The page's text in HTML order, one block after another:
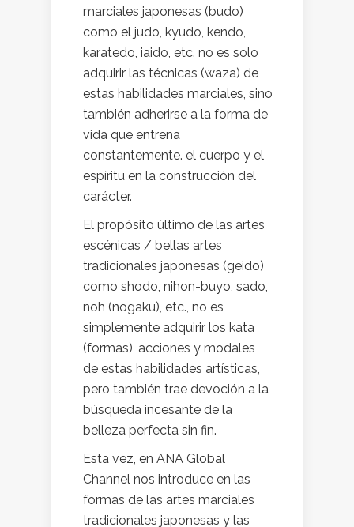
marciales japonesas (budo)
como el judo, kyudo, kendo,
karatedo, iaido, etc. no es solo
adquirir las técnicas (waza) de
estas habilidades marciales, sino
también adherirse a la forma de
vida que entrena
constantemente. el cuerpo y el
espíritu en la construcción del
carácter.
El propósito último de las artes
escénicas / bellas artes
tradicionales japonesas (geido)
como shodo, nihon-buyo, sado,
noh (nogaku), etc., no es
simplemente adquirir los kata
(formas), acciones y modales
de estas habilidades artísticas,
pero también trae devoción a la
búsqueda incesante de la
belleza perfecta sin fin.
Esta vez, en ANA Global
Channel nos introduce en las
formas de las artes marciales
tradicionales japonesas y las